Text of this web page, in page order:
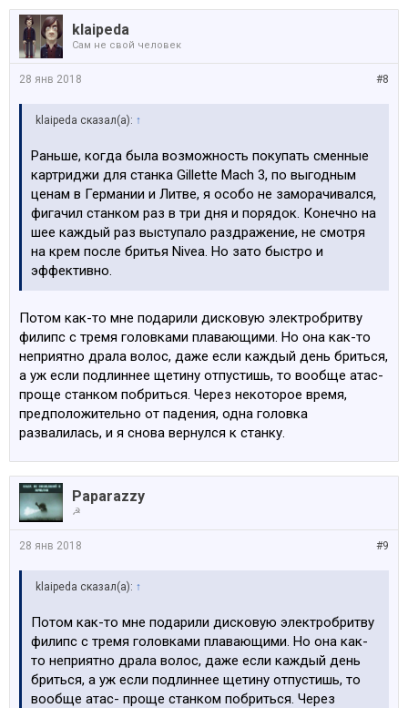
klaipeda
Сам не свой человек
#8
28 янв 2018
klaipeda сказал(а): ↑
Раньше, когда была возможность покупать сменные
картриджи для станка Gillette Mach 3, по выгодным
ценам в Германии и Литве, я особо не заморачивался,
фигачил станком раз в три дня и порядок. Конечно на
шее каждый раз выступало раздражение, не смотря
на крем после бритья Nivea. Но зато быстро и
эффективно.
Потом как-то мне подарили дисковую электробритву
филипс с тремя головками плавающими. Но она как-то
неприятно драла волос, даже если каждый день бриться,
а уж если подлиннее щетину отпустишь, то вообще атас-
проще станком побриться. Через некоторое время,
предположительно от падения, одна головка
развалилась, и я снова вернулся к станку.
Paparazzy
☭
#9
28 янв 2018
klaipeda сказал(а): ↑
Потом как-то мне подарили дисковую электробритву
филипс с тремя головками плавающими. Но она как-
то неприятно драла волос, даже если каждый день
бриться, а уж если подлиннее щетину отпустишь, то
вообще атас- проще станком побриться. Через